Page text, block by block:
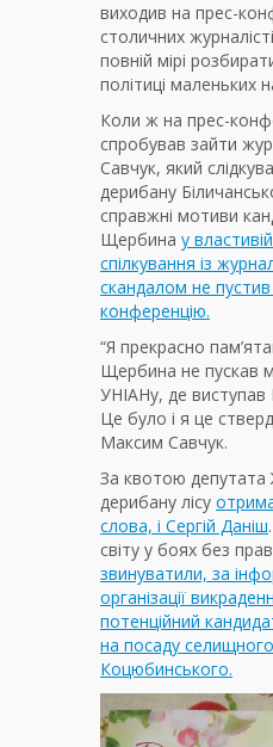
виходив на прес-
столичних
повній мірі
політиці маленьких
Коли ж на прес-
спробував зайти
Савчук, який
дерибану
справжні мотиви
Щербина у
спілкування із
скандалом не
конференцію.
“Я прекрасно
Щербина не пускав
УНІАНу, де
Це було і я це
Максим Савчук.
За квотою депутата
дерибану лісу
слова, і Сергій Даніш
світу у боях без
звинуватили, за
організації
потенційний
на посаду
Коцюбинського.